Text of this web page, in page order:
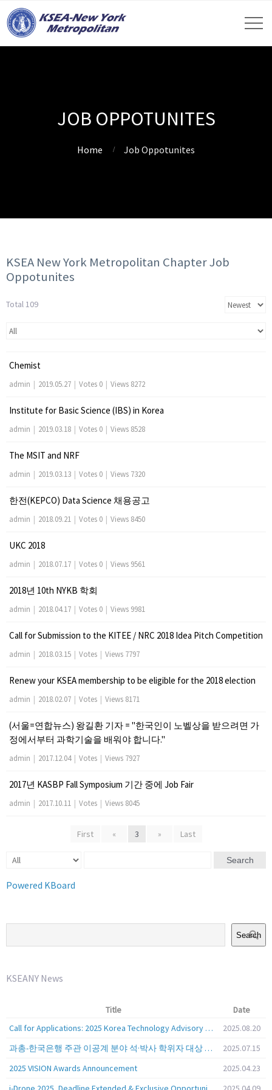
JOB OPPOTUNITES
Home Job Oppotunites
KSEA New York Metropolitan Chapter Job
Oppotunites
Total 109
Chemist
admin | 2019.05.27 | Votes 0 | Views 8272
Institute for Basic Science (IBS) in Korea
admin | 2019.03.18 | Votes 0 | Views 8528
The MSIT and NRF
admin | 2019.03.13 | Votes 0 | Views 7320
한전(KEPCO) Data Science 채용공고
admin | 2018.09.21 | Votes 0 | Views 8450
UKC 2018
admin | 2018.07.17 | Votes 0 | Views 9561
2018년 10th NYKB 학회
admin | 2018.04.17 | Votes 0 | Views 9981
Call for Submission to the KITEE / NRC 2018 Idea Pitch Competition
admin | 2018.03.15 | Votes | Views 7797
Renew your KSEA membership to be eligible for the 2018 election
admin | 2018.02.07 | Votes | Views 8171
(서울=연합뉴스) 왕길환 기자 = "한국인이 노벨상을 받으려면 가
정에서부터 과학기술을 배워야 합니다."
admin | 2017.12.04 | Votes | Views 7927
2017년 KASBP Fall Symposium 기간 중에 Job Fair
admin | 2017.10.11 | Votes | Views 8045
First « 3 » Last
Search
Powered KBoard
Search
KSEANY News
Title
Date
Call for Applications: 2025 Korea Technology Advisory Group (K-TAG)
2025.08.20
과총-한국은행 주관 이공계 분야 석·박사 학위자 대상 서베이
2025.07.15
2025 VISION Awards Announcement
2025.04.23